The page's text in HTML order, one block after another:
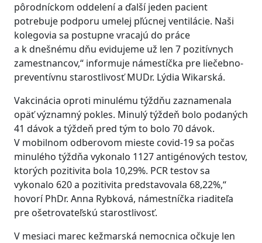
pôrodníckom oddelení a ďalší jeden pacient
potrebuje podporu umelej pľúcnej ventilácie. Naši
kolegovia sa postupne vracajú do práce
a k dnešnému dňu evidujeme už len 7 pozitívnych
zamestnancov,“ informuje námestíčka pre liečebno-
preventívnu starostlivosť MUDr. Lýdia Wikarská.
Vakcinácia oproti minulému týždňu zaznamenala
opäť významný pokles. Minulý týždeň bolo podaných
41 dávok a týždeň pred tým to bolo 70 dávok.
V mobilnom odberovom mieste covid-19 sa počas
minulého týždňa vykonalo 1127 antigénových testov,
ktorých pozitivita bola 10,29%. PCR testov sa
vykonalo 620 a pozitivita predstavovala 68,22%,“
hovorí PhDr. Anna Rybková, námestníčka riaditeľa
pre ošetrovateľskú starostlivosť.
V mesiaci marec kežmarská nemocnica očkuje len